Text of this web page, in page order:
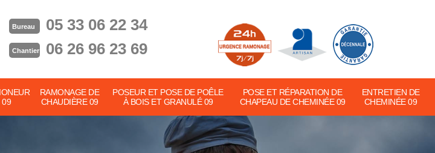
Bureau 05 33 06 22 34
Chantier 06 26 96 23 69
09
RAMONAGE DE
CHAUDIÈRE 09
POSEUR ET POSE DE POÊLE
À BOIS ET GRANULÉ 09
POSE ET RÉPARATION DE
CHAPEAU DE CHEMINÉE 09
ENTRETIEN DE
CHEMINÉE 09